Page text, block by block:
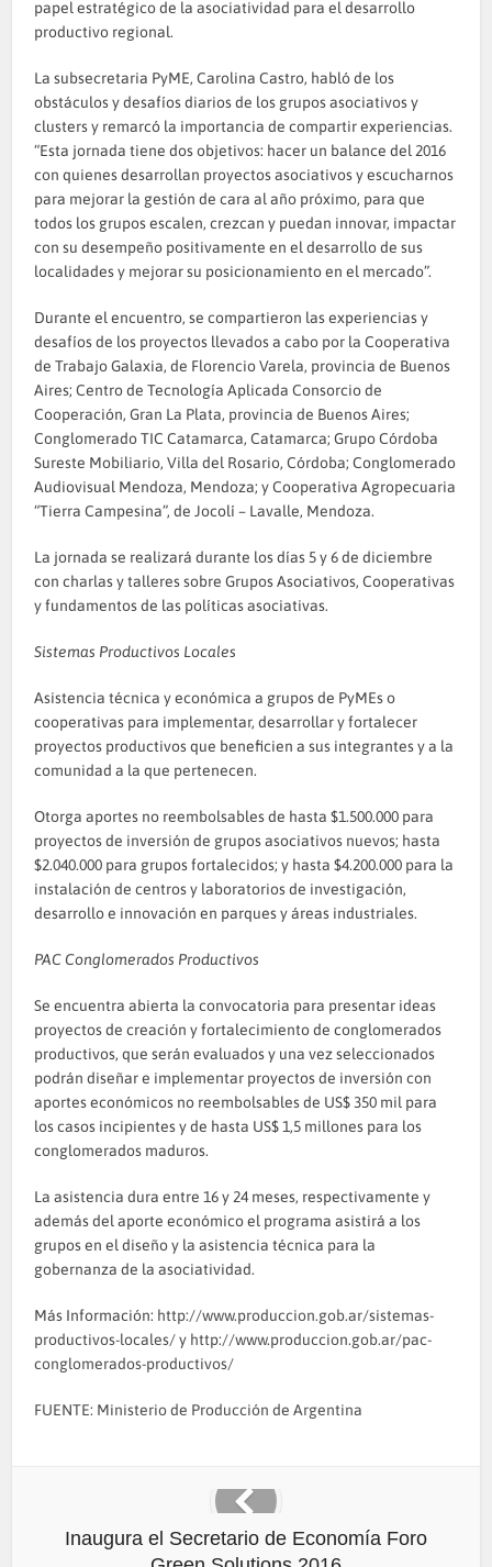
papel estratégico de la asociatividad para el desarrollo
productivo regional.
La subsecretaria PyME, Carolina Castro, habló de los
obstáculos y desafíos diarios de los grupos asociativos y
clusters y remarcó la importancia de compartir experiencias.
“Esta jornada tiene dos objetivos: hacer un balance del 2016
con quienes desarrollan proyectos asociativos y escucharnos
para mejorar la gestión de cara al año próximo, para que
todos los grupos escalen, crezcan y puedan innovar, impactar
con su desempeño positivamente en el desarrollo de sus
localidades y mejorar su posicionamiento en el mercado”.
Durante el encuentro, se compartieron las experiencias y
desafíos de los proyectos llevados a cabo por la Cooperativa
de Trabajo Galaxia, de Florencio Varela, provincia de Buenos
Aires; Centro de Tecnología Aplicada Consorcio de
Cooperación, Gran La Plata, provincia de Buenos Aires;
Conglomerado TIC Catamarca, Catamarca; Grupo Córdoba
Sureste Mobiliario, Villa del Rosario, Córdoba; Conglomerado
Audiovisual Mendoza, Mendoza; y Cooperativa Agropecuaria
“Tierra Campesina”, de Jocolí – Lavalle, Mendoza.
La jornada se realizará durante los días 5 y 6 de diciembre
con charlas y talleres sobre Grupos Asociativos, Cooperativas
y fundamentos de las políticas asociativas.
Sistemas Productivos Locales
Asistencia técnica y económica a grupos de PyMEs o
cooperativas para implementar, desarrollar y fortalecer
proyectos productivos que beneficien a sus integrantes y a la
comunidad a la que pertenecen.
Otorga aportes no reembolsables de hasta $1.500.000 para
proyectos de inversión de grupos asociativos nuevos; hasta
$2.040.000 para grupos fortalecidos; y hasta $4.200.000 para la
instalación de centros y laboratorios de investigación,
desarrollo e innovación en parques y áreas industriales.
PAC Conglomerados Productivos
Se encuentra abierta la convocatoria para presentar ideas
proyectos de creación y fortalecimiento de conglomerados
productivos, que serán evaluados y una vez seleccionados
podrán diseñar e implementar proyectos de inversión con
aportes económicos no reembolsables de US$ 350 mil para
los casos incipientes y de hasta US$ 1,5 millones para los
conglomerados maduros.
La asistencia dura entre 16 y 24 meses, respectivamente y
además del aporte económico el programa asistirá a los
grupos en el diseño y la asistencia técnica para la
gobernanza de la asociatividad.
Más Información: http://www.produccion.gob.ar/sistemas-
productivos-locales/y http://www.produccion.gob.ar/pac-
conglomerados-productivos/
FUENTE: Ministerio de Producción de Argentina
Inaugura el Secretario de Economía Foro